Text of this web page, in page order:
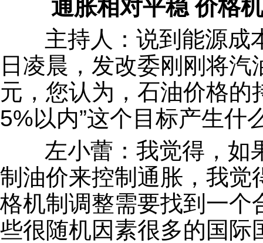
通胀相对平稳 价格
主持人：说到能源成
日凌晨，发改委刚刚将
元，您认为，石油价格的
5%以内”这个目标产生什
左小蕾：我觉得，如
制油价来控制通胀，我觉
格机制调整需要找到一个
些很随机因素很多的国际